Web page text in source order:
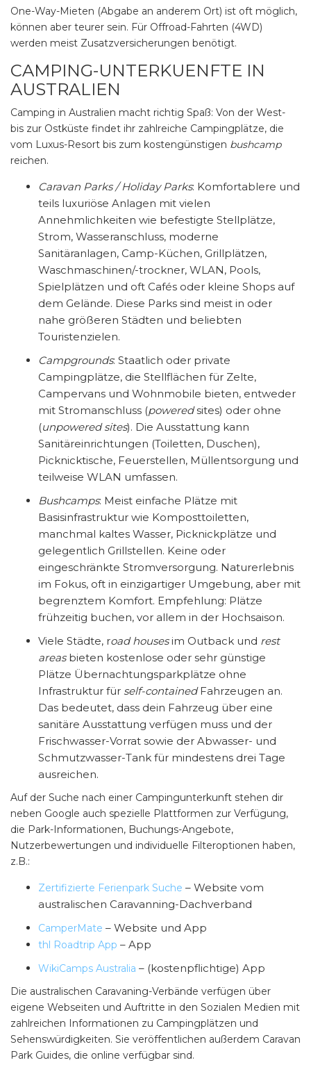
One-Way-Mieten (Abgabe an anderem Ort) ist oft möglich,
können aber teurer sein. Für Offroad-Fahrten (4WD)
werden meist Zusatzversicherungen benötigt.
CAMPING-UNTERKUENFTE IN
AUSTRALIEN
Camping in Australien macht richtig Spaß: Von der West-
bis zur Ostküste findet ihr zahlreiche Campingplätze, die
vom Luxus-Resort bis zum kostengünstigen bushcamp
reichen.
Caravan Parks / Holiday Parks: Komfortablere und
teils luxuriöse Anlagen mit vielen
Annehmlichkeiten wie befestigte Stellplätze,
Strom, Wasseranschluss, moderne
Sanitäranlagen, Camp-Küchen, Grillplätzen,
Waschmaschinen/-trockner, WLAN, Pools,
Spielplätzen und oft Cafés oder kleine Shops auf
dem Gelände. Diese Parks sind meist in oder
nahe größeren Städten und beliebten
Touristenzielen.
Campgrounds: Staatlich oder private
Campingplätze, die Stellflächen für Zelte,
Campervans und Wohnmobile bieten, entweder
mit Stromanschluss (poweredsites) oder ohne
(unpowered sites). Die Ausstattung kann
Sanitäreinrichtungen (Toiletten, Duschen),
Picknicktische, Feuerstellen, Müllentsorgung und
teilweise WLAN umfassen.
Bushcamps: Meist einfache Plätze mit
Basisinfrastruktur wie Komposttoiletten,
manchmal kaltes Wasser, Picknickplätze und
gelegentlich Grillstellen. Keine oder
eingeschränkte Stromversorgung. Naturerlebnis
im Fokus, oft in einzigartiger Umgebung, aber mit
begrenztem Komfort. Empfehlung: Plätze
frühzeitig buchen, vor allem in der Hochsaison.
Viele Städte, road housesim Outback und rest
areasbieten kostenlose oder sehr günstige
Plätze Übernachtungsparkplätze ohne
Infrastruktur für self-containedFahrzeugen an.
Das bedeutet, dass dein Fahrzeug über eine
sanitäre Ausstattung verfügen muss und der
Frischwasser-Vorrat sowie der Abwasser- und
Schmutzwasser-Tank für mindestens drei Tage
ausreichen.
Auf der Suche nach einer Campingunterkunft stehen dir
neben Google auch spezielle Plattformen zur Verfügung,
die Park-Informationen, Buchungs-Angebote,
Nutzerbewertungen und individuelle Filteroptionen haben,
z.B.:
Zertifizierte Ferienpark Suche – Website vom
australischen Caravanning-Dachverband
CamperMate – Website und App
thl Roadtrip App – App
WikiCamps Australia – (kostenpflichtige) App
Die australischen Caravaning-Verbände verfügen über
eigene Webseiten und Auftritte in den Sozialen Medien mit
zahlreichen Informationen zu Campingplätzen und
Sehenswürdigkeiten. Sie veröffentlichen außerdem Caravan
Park Guides, die online verfügbar sind.